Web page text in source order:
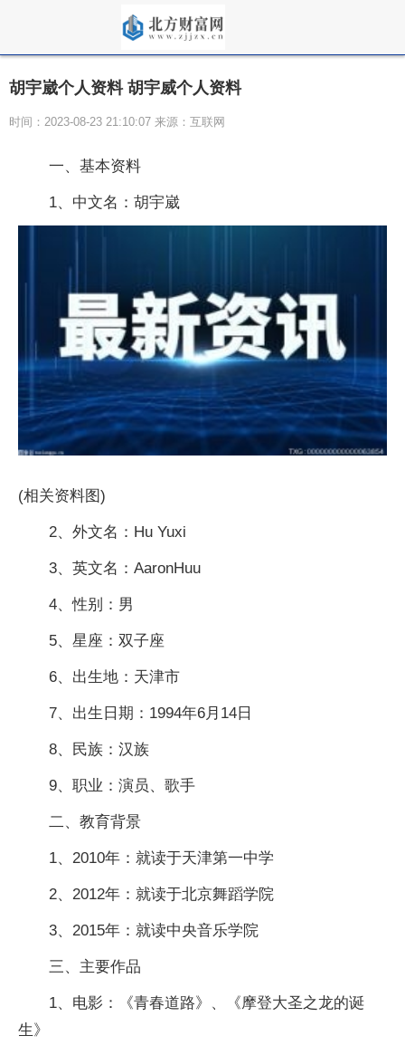
胡宇崴个人资料 胡宇威个人资料
时间：2023-08-23 21:10:07 来源：互联网
一、基本资料
1、中文名：胡宇崴
(相关资料图)
2、外文名：Hu Yuxi
3、英文名：AaronHuu
4、性别：男
5、星座：双子座
6、出生地：天津市
7、出生日期：1994年6月14日
8、民族：汉族
9、职业：演员、歌手
二、教育背景
1、2010年：就读于天津第一中学
2、2012年：就读于北京舞蹈学院
3、2015年：就读中央音乐学院
三、主要作品
1、电影：《青春道路》、《摩登大圣之龙的诞
生》